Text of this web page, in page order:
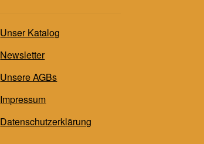
Unser Katalog
Newsletter
Unsere AGBs
Impressum
Datenschutzerklärung